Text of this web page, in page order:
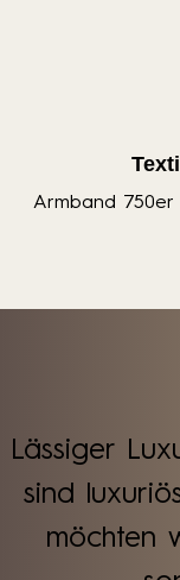
Armband 750er
Lässiger
sind
möchten